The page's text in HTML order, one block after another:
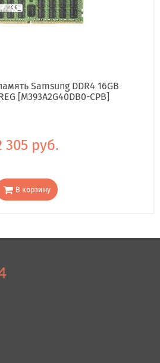
Samsung DDR4 16GB
[M393A2G40DB0-CPB]
305 руб.
В корзину